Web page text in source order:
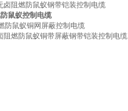
卤阻燃防鼠蚁钢带铠装控制电缆
鼠蚁控制电缆
防鼠蚁铜网屏蔽控制电缆
阻燃防鼠蚁铜带屏蔽钢带铠装控制电缆